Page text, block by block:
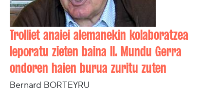
Trolliet anaiei alemanekin kolaboratzea
leporatu zieten baina II. Mundu Gerra
ondoren haien burua zuritu zuten
Bernard BORTEYRU